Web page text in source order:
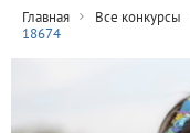
Главная Все конкурсы
18674